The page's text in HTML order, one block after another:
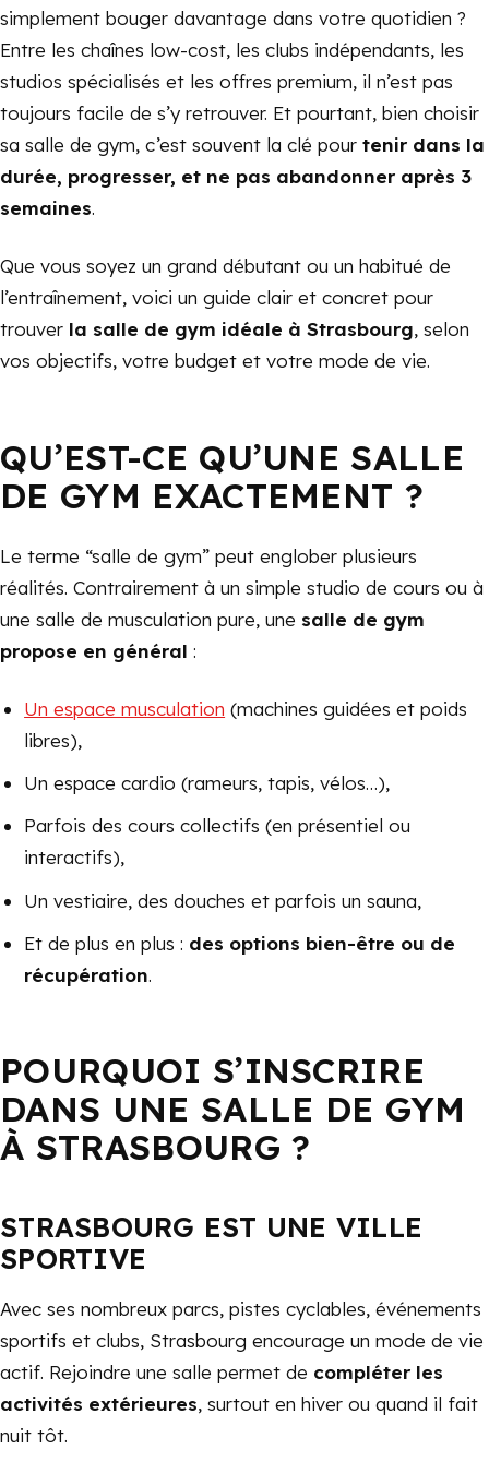
simplement bouger davantage dans votre quotidien ?
Entre les chaînes low-cost, les clubs indépendants, les
studios spécialisés et les offres premium, il n’est pas
toujours facile de s’y retrouver. Et pourtant, bien choisir
sa salle de gym, c’est souvent la clé pour tenir dans la
durée, progresser, et ne pas abandonner après 3
semaines.
Que vous soyez un grand débutant ou un habitué de
l’entraînement, voici un guide clair et concret pour
trouver la salle de gym idéale à Strasbourg, selon
vos objectifs, votre budget et votre mode de vie.
QU’EST-CE QU’UNE SALLE
DE GYM EXACTEMENT ?
Le terme “salle de gym” peut englober plusieurs
réalités. Contrairement à un simple studio de cours ou à
une salle de musculation pure, une salle de gym
propose en général :
Un espace musculation (machines guidées et poids
libres),
Un espace cardio (rameurs, tapis, vélos…),
Parfois des cours collectifs (en présentiel ou
interactifs),
Un vestiaire, des douches et parfois un sauna,
Et de plus en plus : des options bien-être ou de
récupération.
POURQUOI S’INSCRIRE
DANS UNE SALLE DE GYM
À STRASBOURG ?
STRASBOURG EST UNE VILLE
SPORTIVE
Avec ses nombreux parcs, pistes cyclables, événements
sportifs et clubs, Strasbourg encourage un mode de vie
actif. Rejoindre une salle permet de compléter les
activités extérieures, surtout en hiver ou quand il fait
nuit tôt.